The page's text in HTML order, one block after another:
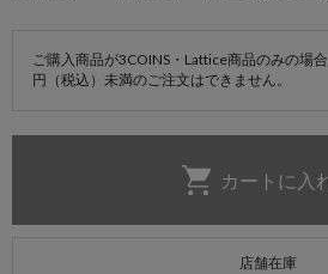
ご購入商品が3COINS・Lattice商品のみの場
円（税込）未満のご注文はできません。
店舗在庫